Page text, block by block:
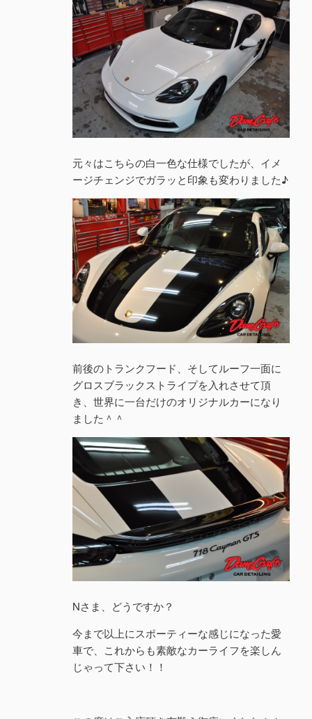
元々はこちらの白一色な仕様でしたが、イメ
ージチェンジでガラッと印象も変わりました♪
前後のトランクフード、そしてルーフ一面に
グロスブラックストライプを入れさせて頂
き、世界に一台だけのオリジナルカーになり
ました＾＾
Nさま、どうですか？
今まで以上にスポーティーな感じになった愛
車で、これからも素敵なカーライフを楽しん
じゃって下さい！！